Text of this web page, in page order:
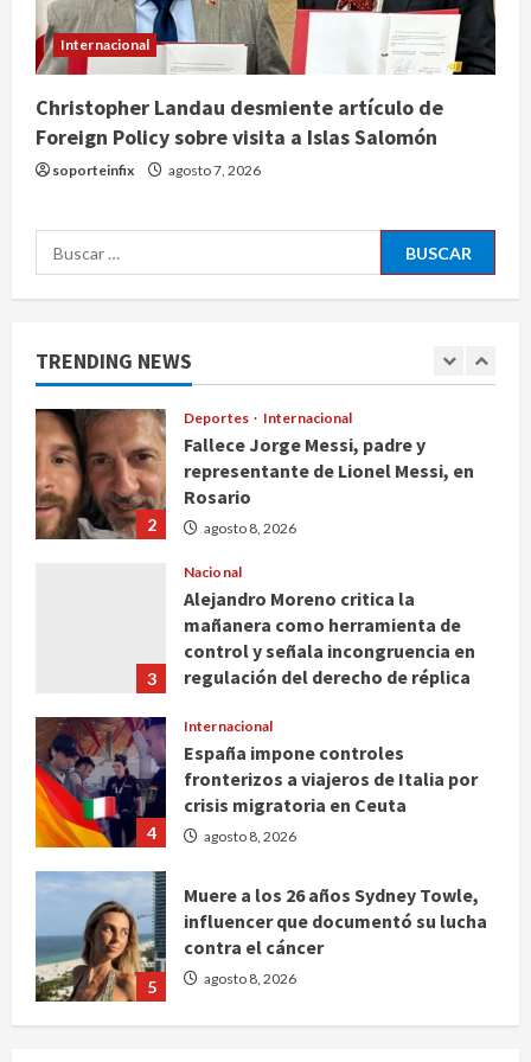
Internacional
Christopher Landau desmiente artículo de
Foreign Policy sobre visita a Islas Salomón
soporteinfix agosto 7, 2026
Buscar:
TRENDING NEWS
4
fronterizos a viajeros de Italia por
crisis migratoria en Ceuta
agosto 8, 2026
Muere a los 26 años Sydney Towle,
influencer que documentó su lucha
contra el cáncer
1
2
Deportes Internacional
Fallece Jorge Messi, padre y
representante de Lionel Messi, en
Rosario
agosto 8, 2026
3
Nacional
Alejandro Moreno critica la
mañanera como herramienta de
control y señala incongruencia en
regulación del derecho de réplica
4
Internacional
España impone controles
fronterizos a viajeros de Italia por
crisis migratoria en Ceuta
agosto 8, 2026
5
Muere a los 26 años Sydney Towle,
influencer que documentó su lucha
contra el cáncer
agosto 8, 2026